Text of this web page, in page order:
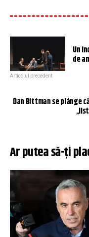
Un
de
Articolul precedent
Dan Bittman se plânge
Ar putea să-ți